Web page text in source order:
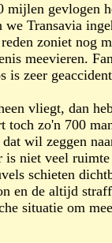
mijlen gevlogen
we Transavia
zoniet nog
meevieren.
zeer
vliegt, dan
toch zo'n 700
wil zeggen
is niet veel
schieten
en de altijd
situatie om